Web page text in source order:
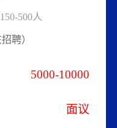
500人
聘）
5000-10000
面议